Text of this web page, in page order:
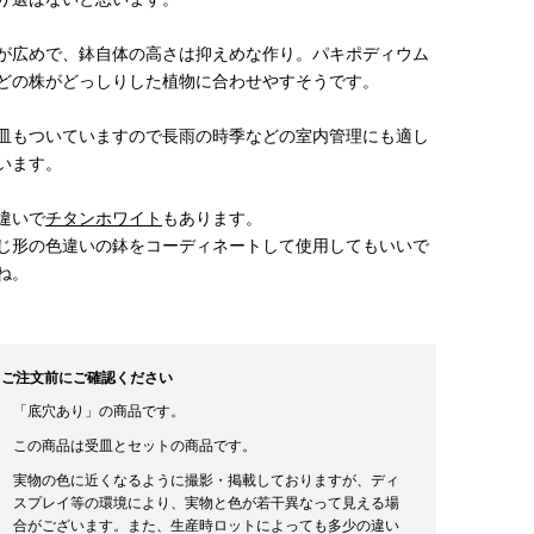
広めで、鉢自体の高さは抑えめな作り。パキポディウム
の株がどっしりした植物に合わせやすそうです。
もついていますので長雨の時季などの室内管理にも適し
ます。
いでチタンホワイト もあります。
形の色違いの鉢をコーディネートして使用してもいいで
。
ご注文前にご確認ください
「底穴あり」の商品です。
この商品は受皿とセットの商品です。
実物の色に近くなるように撮影・掲載しておりますが、ディ
スプレイ等の環境により、実物と色が若干異なって見える場
合がございます。また、生産時ロットによっても多少の違い